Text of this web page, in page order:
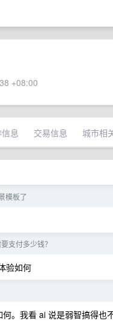
+08:00
息 交易信息 城市相
模板了
支付多少钱？
验如何
。我看 ai 说是弱智搞得也